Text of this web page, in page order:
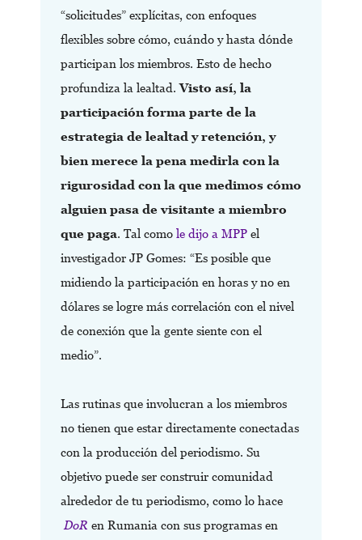
“solicitudes” explícitas, con enfoques
flexibles sobre cómo, cuándo y hasta dónde
participan los miembros. Esto de hecho
profundiza la lealtad.Visto así, la
participación forma parte de la
estrategia de lealtad y retención, y
bien merece la pena medirla con la
rigurosidad con la que medimos cómo
alguien pasa de visitante a miembro
que paga. Tal como le dijo a MPP el
investigador JP Gomes: “Es posible que
midiendo la participación en horas y no en
dólares se logre más correlación con el nivel
de conexión que la gente siente con el
medio”.
Las rutinas que involucran a los miembros
no tienen que estar directamente conectadas
con la producción del periodismo. Su
objetivo puede ser construir comunidad
alrededor de tu periodismo, como lo hace
DoR en Rumania con sus programas en